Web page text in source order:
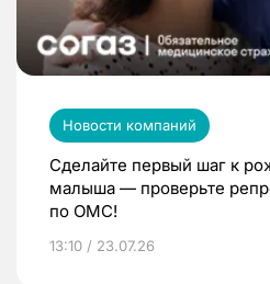
Новости компаний
Сделайте первый шаг к
малыша — проверьте
по ОМС!
13:10 / 23.07.26